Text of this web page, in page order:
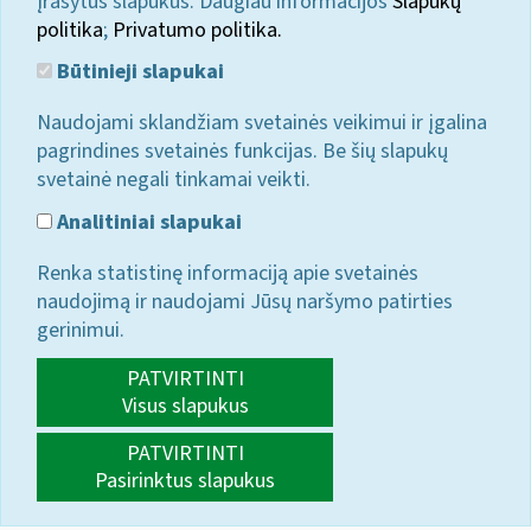
politika; Privatumo politika.
Būtinieji slapukai
Naudojami sklandžiam svetainės veikimui ir įgalina
pagrindines svetainės funkcijas. Be šių slapukų
svetainė negali tinkamai veikti.
Analitiniai slapukai
Renka statistinę informaciją apie svetainės
naudojimą ir naudojami Jūsų naršymo patirties
gerinimui.
PATVIRTINTI
Visus slapukus
PATVIRTINTI
Pasirinktus slapukus